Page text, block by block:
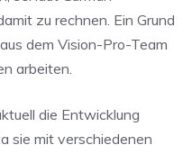
zu rechnen. Ein Grund
dem Vision-Pro-Team
arbeiten.
die Entwicklung
sie mit verschiedenen